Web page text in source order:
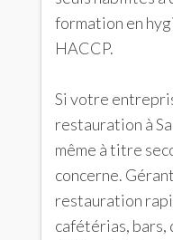
formation en
HACCP.
Si votre
restauration à
même à titre
concerne.
restauration
cafétérias, bars,